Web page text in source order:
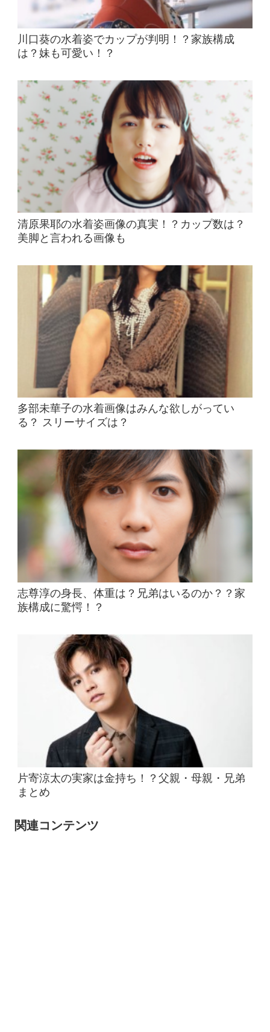
川口葵の水着姿でカップが判明！？家族構成
は？妹も可愛い！？
清原果耶の水着姿画像の真実！？カップ数は？
美脚と言われる画像も
多部未華子の水着画像はみんな欲しがってい
る？ スリーサイズは？
志尊淳の身長、体重は？兄弟はいるのか？？家
族構成に驚愕！？
片寄涼太の実家は金持ち！？父親・母親・兄弟
まとめ
関連コンテンツ